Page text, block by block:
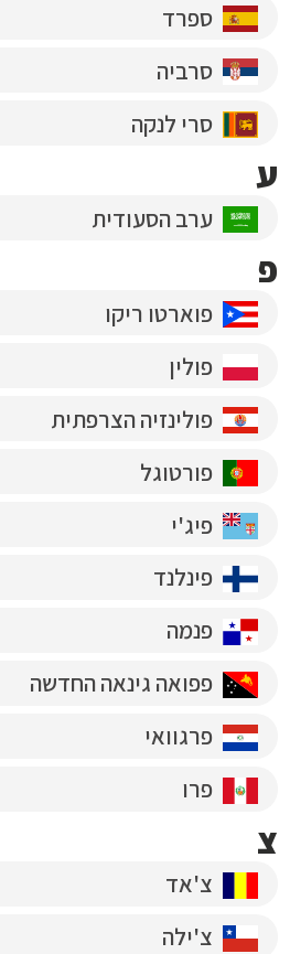
ספרד
סרביה
סרי לנקה
ע
ערב הסעודית
פ
פוארטו ריקו
פולין
פולינזיה הצרפתית
פורטוגל
פיג'י
פינלנד
פנמה
פפואה גינאה החדשה
פרגוואי
פרו
צ
צ'אד
צ'ילה